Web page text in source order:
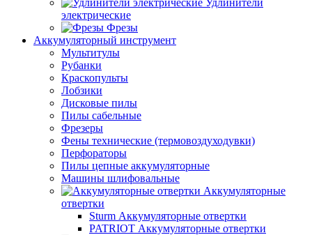
Удлинители
электрические
Фрезы
Аккумуляторный инструмент
Мультитулы
Рубанки
Краскопульты
Лобзики
Дисковые пилы
Пилы сабельные
Фрезеры
Фены технические (термовоздуходувки)
Перфораторы
Пилы цепные аккумуляторные
Машины шлифовальные
Аккумуляторные
отвертки
Sturm Аккумуляторные отвертки
PATRIOT Аккумуляторные отвертки